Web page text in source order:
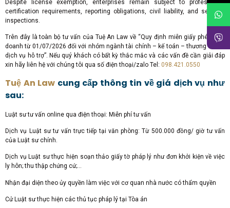
Despite license exemption, enterprises remain subject to professional
certification requirements, reporting obligations, civil liability, and sectoral
inspections.
Trên đây là toàn bộ tư vấn của Tuệ An Law về “Quy định miễn giấy phép kinh
doanh từ 01/07/2026 đối với nhóm ngành tài chính – kế toán – thương mại –
dịch vụ hỗ trợ”. Nếu quý khách có bất kỳ thắc mắc và các vấn đề cần giải đáp
xin hãy liên hệ với chúng tôi qua số điện thoại/zalo Tel: 098.421.0550
Tuệ An Law cung cấp thông tin về giá dịch vụ như
sau:
Luật sư tư vấn online qua điện thoại: Miễn phí tư vấn
Dịch vụ Luật sư tư vấn trực tiếp tại văn phòng: Từ 500.000 đồng/ giờ tư vấn
của Luật sư chính.
Dịch vụ Luật sư thực hiện soạn thảo giấy tờ pháp lý như đơn khởi kiện về việc
ly hôn; thu thập chứng cứ;…
Nhận đại diện theo ủy quyền làm việc với cơ quan nhà nước có thẩm quyền
Cử Luật sư thực hiện các thủ tục pháp lý tại Tòa án